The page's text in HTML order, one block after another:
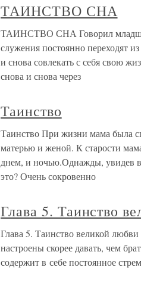
ТАИНСТВО СНА
ТАИНСТВО СНА Говорил
служения постоянно переходят
и снова совлекать с себя свою
снова и снова через
Таинство
Таинство При жизни мама была
матерью и женой. К старости
днем, и ночью.Однажды, увидев в
это? Очень сокровенно
Глава 5. Таинство
Глава 5. Таинство великой
настроены скорее давать, чем
содержит в себе постоянное